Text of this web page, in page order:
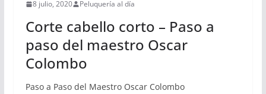
8 julio, 2020 Peluquería al día
Corte cabello corto – Paso a
paso del maestro Oscar
Colombo
Paso a Paso del Maestro Oscar Colombo